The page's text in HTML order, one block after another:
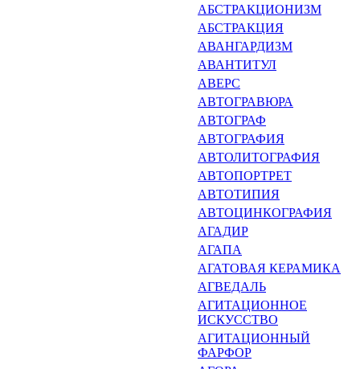
АБСТРАКЦИОНИЗМ
АБСТРАКЦИЯ
АВАНГАРДИЗМ
АВАНТИТУЛ
АВЕРС
АВТОГРАВЮРА
АВТОГРАФ
АВТОГРАФИЯ
АВТОЛИТОГРАФИЯ
АВТОПОРТРЕТ
АВТОТИПИЯ
АВТОЦИНКОГРАФИЯ
АГАДИР
АГАПА
АГАТОВАЯ КЕРАМИКА
АГВЕДАЛЬ
АГИТАЦИОННОЕ
ИСКУССТВО
АГИТАЦИОННЫЙ
ФАРФОР